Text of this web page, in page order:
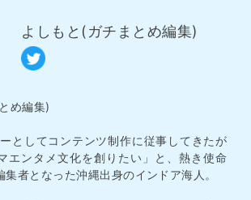
よしもと(ガチまとめ編集)
め編集)
としてコンテンツ制作に従事してきたが
エンタメ文化を創りたい」と、熱き使命
者となった沖縄出身のインドア海人。